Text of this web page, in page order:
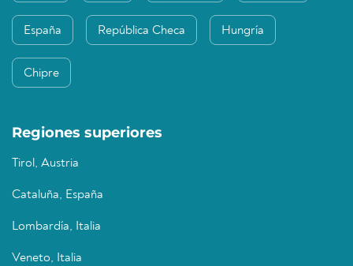
España República Checa Hungría
Chipre
Regiones superiores
Tirol, Austria
Cataluña, España
Lombardía, Italia
Veneto, Italia